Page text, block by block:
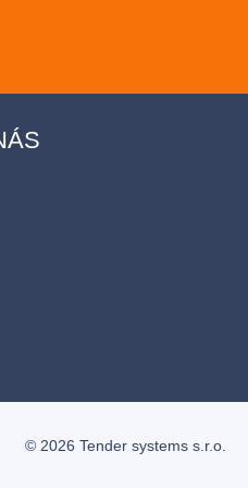
© 2026 Tender systems s.r.o.